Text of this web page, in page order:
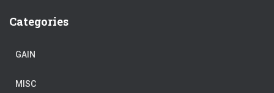
Categories
GAIN
MISC